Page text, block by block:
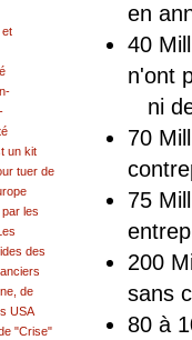
en
40
n'ont
ni
70
75
200
sans
80 à
et
un kit
tuer de
les
des
de
USA
"Crise"